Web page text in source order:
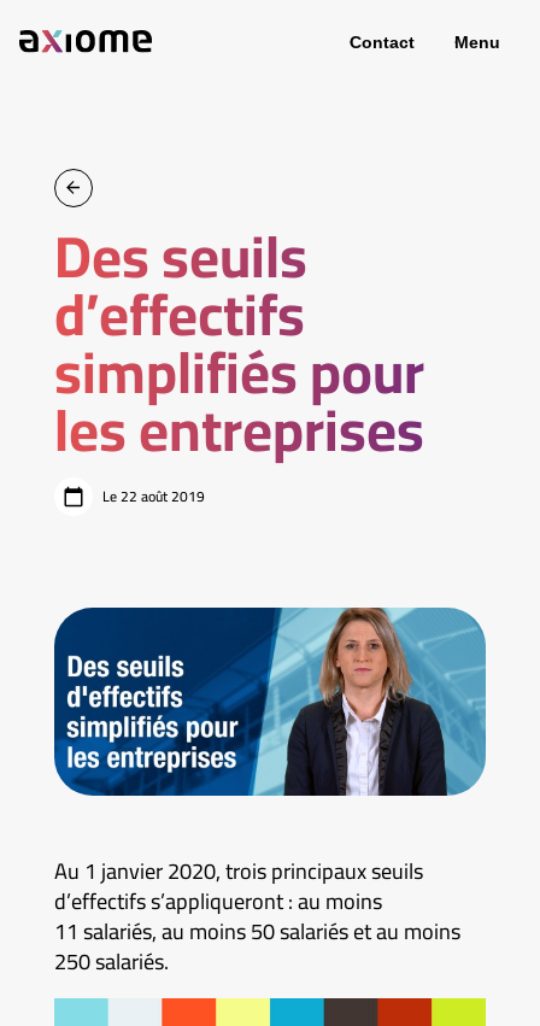
Contact Menu
Des seuils
d’effectifs
simplifiés pour
les entreprises
Le 22 août 2019
Au 1 janvier 2020, trois principaux seuils
d’effectifs s’appliqueront : au moins
11 salariés, au moins 50 salariés et au moins
250 salariés.